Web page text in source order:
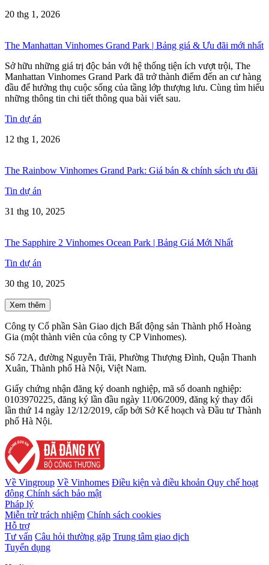
20 thg 1, 2026
The Manhattan Vinhomes Grand Park | Bảng giá & Ưu đãi mới nhất
Sở hữu những giá trị độc bản với hệ thống tiện ích vượt trội, The
Manhattan Vinhomes Grand Park đã trở thành điểm đến an cư hàng
đầu để hưởng thụ cuộc sống của tầng lớp thượng lưu. Cùng tìm hiểu
những thông tin chi tiết thông qua bài viết sau.
Tin dự án
12 thg 1, 2026
The Rainbow Vinhomes Grand Park: Giá bán & chính sách ưu đãi
Tin dự án
31 thg 10, 2025
The Sapphire 2 Vinhomes Ocean Park | Bảng Giá Mới Nhất
Tin dự án
30 thg 10, 2025
Xem thêm
Công ty Cổ phần Sàn Giao dịch Bất động sản Thành phố Hoàng
Gia (một thành viên của công ty CP Vinhomes).
Số 72A, đường Nguyễn Trãi, Phường Thượng Đình, Quận Thanh
Xuân, Thành phố Hà Nội, Việt Nam.
Giấy chứng nhận đăng ký doanh nghiệp, mã số doanh nghiệp:
0103970225, đăng ký lần đầu ngày 11/06/2009, đăng ký thay đổi
lần thứ 14 ngày 12/12/2019, cấp bởi Sở Kế hoạch và Đầu tư Thành
phố Hà Nội.
Về Vingroup Về Vinhomes Điều kiện và điều khoản Quy chế hoạt
động Chính sách bảo mật
Pháp lý
Miễn trừ trách nhiệm Chính sách cookies
Hỗ trợ
Tư vấn Câu hỏi thường gặp Trung tâm giao dịch
Tuyển dụng